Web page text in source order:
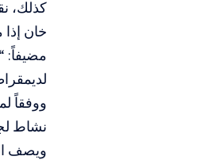
خان
مضيفاً:
ووفقاً
نشاط
ويصف